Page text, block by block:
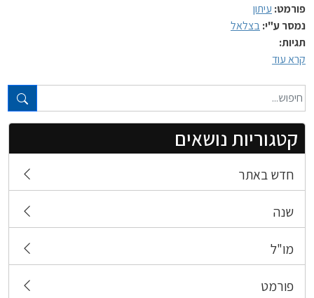
טקסט חופשי...
קטגוריות נושאים
חדש באתר
שנה
מו"ל
פורמט
פורמט: עיתון
נמסר ע"י:בצלאל
תגיות:
קרא עוד